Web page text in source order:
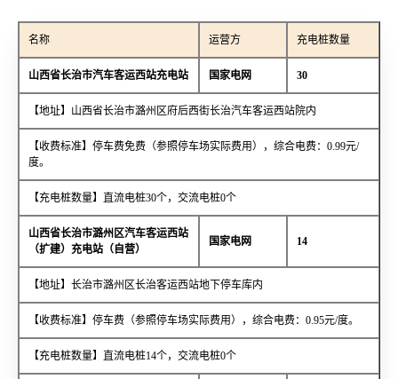
名称 运营方 充电桩数量
山西省长治市汽车客运西站充电站 国家电网 30
【地址】山西省长治市潞州区府后西街长治汽车客运西站院内
【收费标准】停车费免费（参照停车场实际费用），综合电费：0.99元/
度。
【充电桩数量】直流电桩30个，交流电桩0个
山西省长治市潞州区汽车客运西站
（扩建）充电站（自营）
国家电网 14
【地址】长治市潞州区长治客运西站地下停车库内
【收费标准】停车费（参照停车场实际费用），综合电费：0.95元/度。
【充电桩数量】直流电桩14个，交流电桩0个